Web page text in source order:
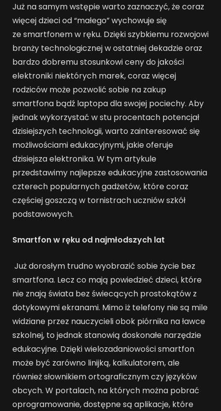
Już na samym wstępie warto zaznaczyć, że coraz
więcej dzieci od “małego” wychowuje się
ze smartfonem w ręku. Dzięki szybkiemu rozwojowi
branży technologicznej w ostatniej dekadzie oraz
bardzo dobremu stosunkowi ceny do jakości
elektroniki niektórych marek, coraz więcej
rodziców może pozwolić sobie na zakup
smartfona bądź laptopa dla swojej pociechy. Aby
jednak wykorzystać w stu procentach potencjał
dzisiejszych technologii, warto zainteresować się
możliwościami edukacyjnymi, jakie oferuje
dzisiejsza elektronika. W tym artykule
przedstawimy najlepsze edukacyjne zastosowania
czterech popularnych gadżetów, które coraz
częściej goszczą w tornistrach uczniów szkół
podstawowych.
Smartfon w ręku od najmłodszych lat
Już dorosłym trudno wyobrazić sobie życie bez
smartfona. Lecz co mają powiedzieć dzieci, które
nie znają świata bez świecących prostokątów z
dotykowymi ekranami. Mimo iż telefony nie są mile
widziane przez nauczycieli obok piórnika na ławce
szkolnej, to jednak stanowią doskonałe narzędzie
edukacyjne. Dzięki wielozadaniowości smartfon
może być zarówno linijką, kalkulatorem, ale
również słownikiem ortograficznym czy języków
obcych. W portalach, na których można pobrać
oprogramowanie, dostępne są aplikacje, które